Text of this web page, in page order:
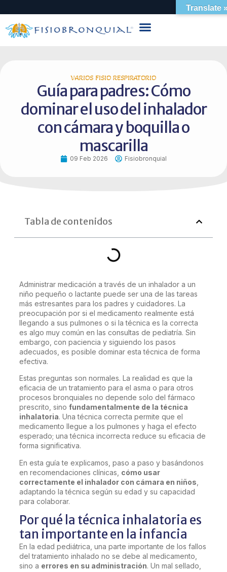
VARIOS FISIO RESPIRATORIO
Guía para padres: Cómo
dominar el uso del inhalador
con cámara y boquilla o
mascarilla
09 Feb 2026 Fisiobronquial
Tabla de contenidos
Administrar medicación a través de un inhalador a un
niño pequeño o lactante puede ser una de las tareas
más estresantes para los padres y cuidadores. La
preocupación por si el medicamento realmente está
llegando a sus pulmones o si la técnica es la correcta
es algo muy común en las consultas de pediatría. Sin
embargo, con paciencia y siguiendo los pasos
adecuados, es posible dominar esta técnica de forma
efectiva.
Estas preguntas son normales. La realidad es que la
eficacia de un tratamiento para el asma o para otros
procesos bronquiales no depende solo del fármaco
prescrito, sino fundamentalmente de la técnica
inhalatoria. Una técnica correcta permite que el
medicamento llegue a los pulmones y haga el efecto
esperado; una técnica incorrecta reduce su eficacia de
forma significativa.
En esta guía te explicamos, paso a paso y basándonos
en recomendaciones clínicas, cómo usar
correctamente el inhalador con cámara en niños
adaptando la técnica según su edad y su capacidad
para colaborar.
Por qué la técnica inhalatoria es
tan importante en la infancia
En la edad pediátrica, una parte importante de los fallos
del tratamiento inhalado no se debe al medicamento,
sino a errores en su administración. Un mal sellado,
Translate